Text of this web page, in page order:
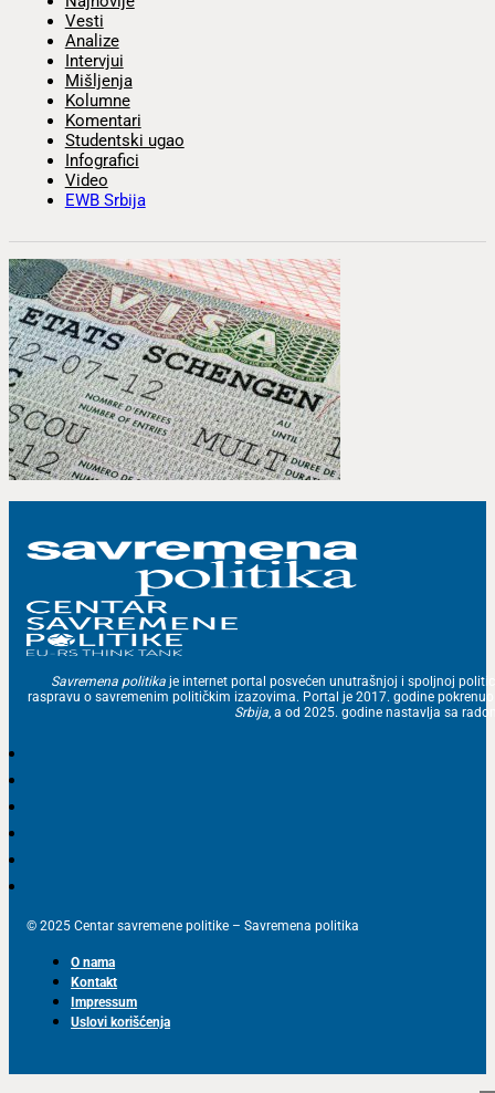
Vesti
Analize
Intervjui
Mišljenja
Kolumne
Komentari
Studentski ugao
Infografici
Video
EWB Srbija
Savremena politika je internet portal posvećen unutrašnjoj i spoljnoj
raspravu o savremenim političkim izazovima. Portal je 2017. godine
Srbija, a od 2025. godine nastavlja sa
© 2025 Centar savremene politike – Savremena politika
O nama
Kontakt
Impressum
Uslovi korišćenja